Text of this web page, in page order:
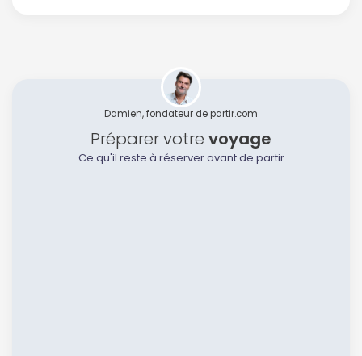
Damien, fondateur de partir.com
Préparer votre voyage
Ce qu'il reste à réserver avant de partir